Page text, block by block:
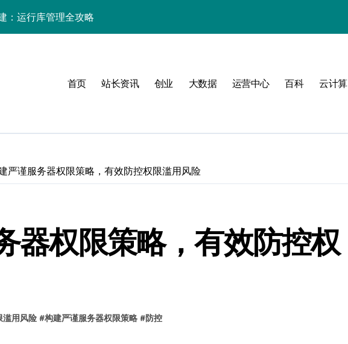
：运行库管理全攻略
化探索
剖析与修复
本增效实战指南
互联新标杆
引效率
，重塑云端体验
首页 站长资讯 创业 大数据 运营中心 百科 云计算
严谨服务器权限策略，有效防控权限滥用风险
器权限策略，有效防控权
滥用风险 #构建严谨服务器权限策略 #防控